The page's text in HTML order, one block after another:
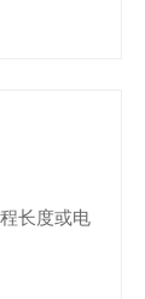
长度或电